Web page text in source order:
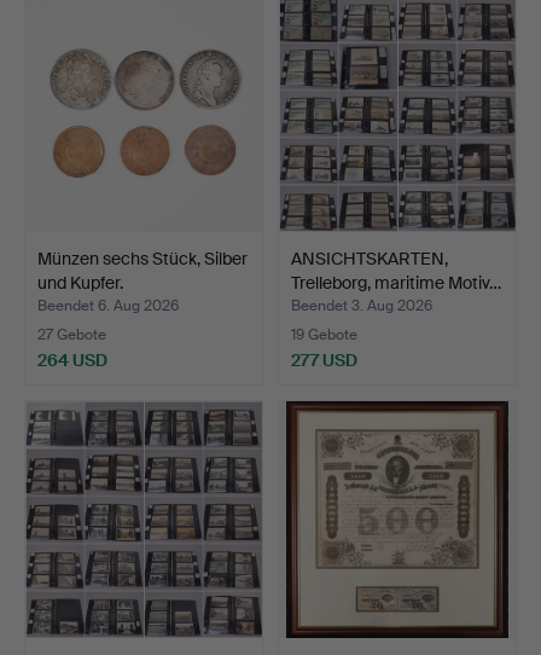
Münzen sechs Stück, Silber
und Kupfer.
Beendet 6. Aug 2026
27 Gebote
264 USD
ANSICHTSKARTEN,
Trelleborg, maritime Motiv…
Beendet 3. Aug 2026
19 Gebote
277 USD